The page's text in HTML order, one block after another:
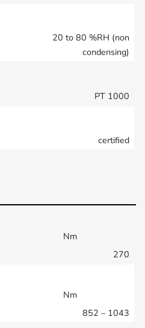
20 to 80 %RH (non
condensing)
PT 1000
certified
Nm
270
Nm
852 – 1043